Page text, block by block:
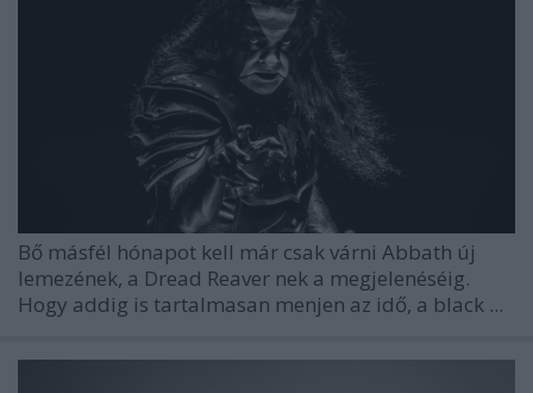
Bő másfél hónapot kell már csak várni Abbath új
lemezének, a Dread Reaver nek a megjelenéséig.
Hogy addig is tartalmasan menjen az idő, a black ...